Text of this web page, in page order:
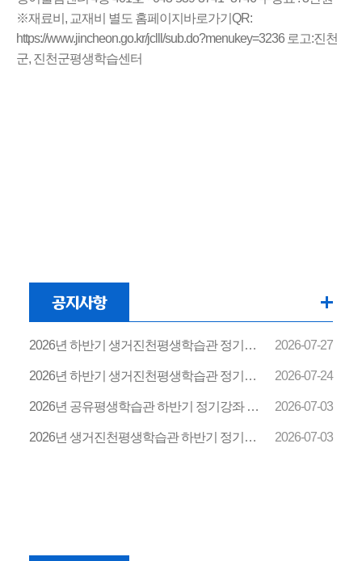
공지사항
2026년 하반기 생거진천평생학습관 정기강좌 수강생 모집 2026-07-27
2026년 하반기 생거진천평생학습관 정기강좌 강사 선정 결과 알림 2026-07-24
2026년 공유평생학습관 하반기 정기강좌 강사 공개모집 공고 2026-07-03
2026년 생거진천평생학습관 하반기 정기강좌 강사 모집 안내 2026-07-03